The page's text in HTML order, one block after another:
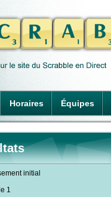
Horaires Équipes
initial
1